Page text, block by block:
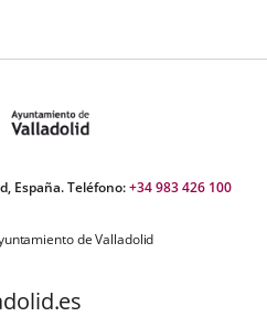
España. Teléfono:+34 983 426 100
de Valladolid